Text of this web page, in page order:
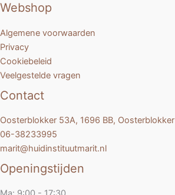
Webshop
Algemene voorwaarden
Privacy
Cookiebeleid
Veelgestelde vragen
Contact
Oosterblokker 53A, 1696 BB, Oosterblokker
06-38233995
marit@huidinstituutmarit.nl
Openingstijden